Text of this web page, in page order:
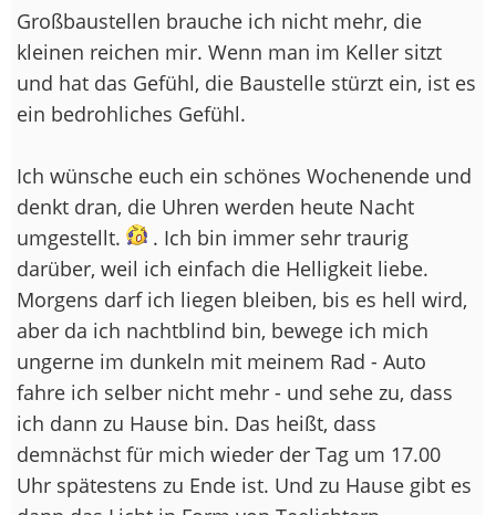
Großbaustellen brauche ich nicht mehr, die
kleinen reichen mir. Wenn man im Keller sitzt
und hat das Gefühl, die Baustelle stürzt ein, ist es
ein bedrohliches Gefühl.
Ich wünsche euch ein schönes Wochenende und
denkt dran, die Uhren werden heute Nacht
umgestellt.
. Ich bin immer sehr traurig
darüber, weil ich einfach die Helligkeit liebe.
Morgens darf ich liegen bleiben, bis es hell wird,
aber da ich nachtblind bin, bewege ich mich
ungerne im dunkeln mit meinem Rad - Auto
fahre ich selber nicht mehr - und sehe zu, dass
ich dann zu Hause bin. Das heißt, dass
demnächst für mich wieder der Tag um 17.00
Uhr spätestens zu Ende ist. Und zu Hause gibt es